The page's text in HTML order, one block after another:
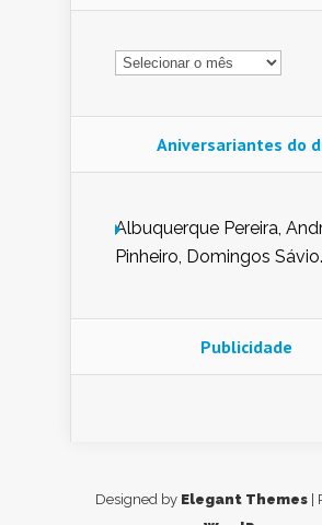
Arquivo
Aniversariantes do
Albuquerque Pereira,
Pinheiro, Domingos Sávio
Nunes de Sena, Fátima
Glória Pereira, Kátia
Publicidade
Designed by Elegant Themes |